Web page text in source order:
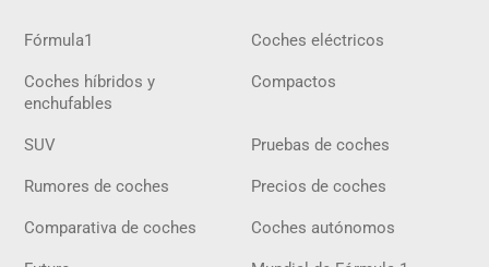
Fórmula1 Coches eléctricos
Coches híbridos y
enchufables
Compactos
SUV Pruebas de coches
Rumores de coches Precios de coches
Comparativa de coches Coches autónomos